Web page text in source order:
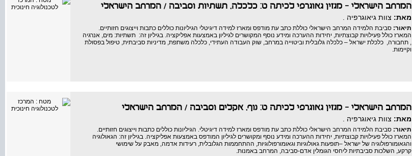
המרחב הישראלי – מגזין גאוגרפי לכיתה ט: כלכלה, תשתיות וסביבה / המרחב הישראלי
מאת: צוות גיאוגרפיה .
תיאור: סביבת הלמידה המרחב הישראלי כוללת כתב עת מודפס ומארז למידה דיגיטלי הגיליונות כוללים כתבות וייצוגים חזותיים.
המארז כולל פעילויות קבוצתיות, יחידות ההערכה ומידע נוסף המקושרים לגיליון באמצעות אפליקציה. בגיליון זה: תשתיות: מים, אנרגיה
, תחבורה, כלכלת ישראל – כלכלה גלובלית וביטוייה במרחב, שוק העבודה העתידי, כלכלה משתפת, מדיניות סביבתית, טיפול בפסולת
וקיימות.
המרחב הישראלי - מגזין גאוגרפי לכיתה ט: נוף, אקלים וסביבה / המרחב הישראלי
מאת: צוות גיאוגרפיה .
תיאור: סביבת הלמידה המרחב הישראלי כוללת כתב עת מודפס ומארז למידה דיגיטלי. הגיליונות כוללים כתבות וייצוגים חזותיים.
המארז כולל פעילויות קבוצתיות, יחידות ההערכה ומידע נוסף ומקושרים לגיליון המודפס באמצעות אפליקציה. בגיליון זה: הגאולוגיה
והגאומורפולוגיה של ישראל –תופעות גאולוגיות וגאומורפולוגיות, ההתחממות הגלובלית, רעידות אדמה, מאבק על שימושי
קרקע, השלכות סביבתיות ליחסי הגומלין אדם-סביבה, המרחב באמנות.